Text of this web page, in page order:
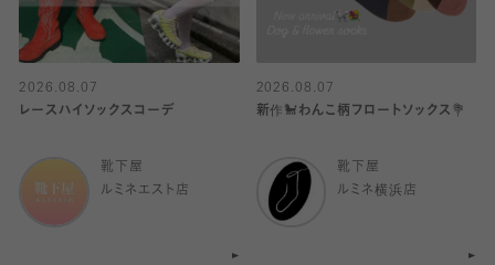
2026.08.07
レースハイソックスコーデ
靴下屋
ルミネエスト店
2026.08.07
新作🐩わんこ柄フロートソックス💐
靴下屋
ルミネ横浜店